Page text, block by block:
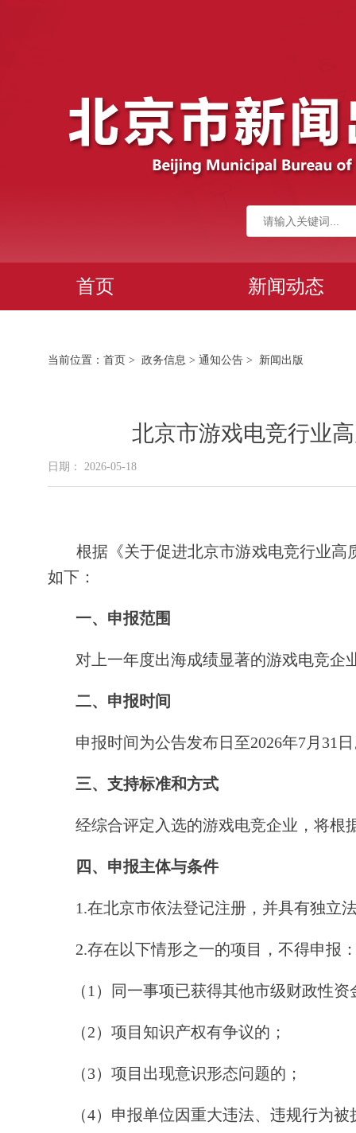
首页 新闻动态
当前位置： 首页 > 政务信息 > 通知公告 > 新闻出版
北京市游戏电竞行业
日期： 2026-05-18
根据《关于促进北京市游戏电竞行业高
如下：
一、申报范围
对上一年度出海成绩显著的游戏电竞企
二、申报时间
申报时间为公告发布日至2026年7月31
三、支持标准和方式
经综合评定入选的游戏电竞企业，将根
四、申报主体与条件
1.在北京市依法登记注册，并具有独立
2.存在以下情形之一的项目，不得申报
（1）同一事项已获得其他市级财政性资
（2）项目知识产权有争议的；
（3）项目出现意识形态问题的；
（4）申报单位因重大违法、违规行为被